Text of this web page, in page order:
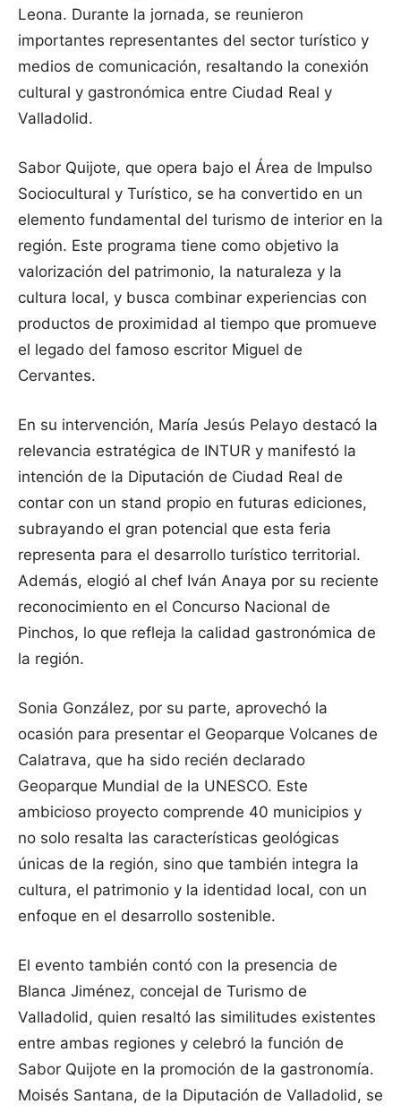
Leona. Durante la jornada, se reunieron
importantes representantes del sector turístico y
medios de comunicación, resaltando la conexión
cultural y gastronómica entre Ciudad Real y
Valladolid.
Sabor Quijote, que opera bajo el Área de Impulso
Sociocultural y Turístico, se ha convertido en un
elemento fundamental del turismo de interior en la
región. Este programa tiene como objetivo la
valorización del patrimonio, la naturaleza y la
cultura local, y busca combinar experiencias con
productos de proximidad al tiempo que promueve
el legado del famoso escritor Miguel de
Cervantes.
En su intervención, María Jesús Pelayo destacó la
relevancia estratégica de INTUR y manifestó la
intención de la Diputación de Ciudad Real de
contar con un stand propio en futuras ediciones,
subrayando el gran potencial que esta feria
representa para el desarrollo turístico territorial.
Además, elogió al chef Iván Anaya por su reciente
reconocimiento en el Concurso Nacional de
Pinchos, lo que refleja la calidad gastronómica de
la región.
Sonia González, por su parte, aprovechó la
ocasión para presentar el Geoparque Volcanes de
Calatrava, que ha sido recién declarado
Geoparque Mundial de la UNESCO. Este
ambicioso proyecto comprende 40 municipios y
no solo resalta las características geológicas
únicas de la región, sino que también integra la
cultura, el patrimonio y la identidad local, con un
enfoque en el desarrollo sostenible.
El evento también contó con la presencia de
Blanca Jiménez, concejal de Turismo de
Valladolid, quien resaltó las similitudes existentes
entre ambas regiones y celebró la función de
Sabor Quijote en la promoción de la gastronomía.
Moisés Santana, de la Diputación de Valladolid, se